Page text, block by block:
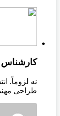
طراحی